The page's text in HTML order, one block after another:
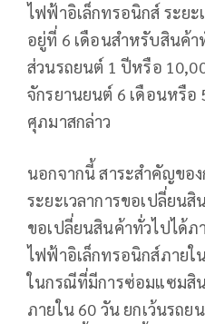
ไฟฟ้าอิเล็กทรอนิกส์ ระย
อยู่ที่ 6 เดือนสำหรับสินค้า
ส่วนรถยนต์ 1 ปีหรือ
จักรยานยนต์ 6 เดือนหรือ
ศุภมาสกล่าว
นอกจากนี้ สาระสำคัญขอ
ระยะเวลาการขอเปลี่ยน
ขอเปลี่ยนสินค้าทั่วไปได้ภ
ไฟฟ้าอิเล็กทรอนิกส์ภาย
ในกรณีที่มีการซ่อมแซมสิ
ภายใน 60 วัน ยกเว้นรถ